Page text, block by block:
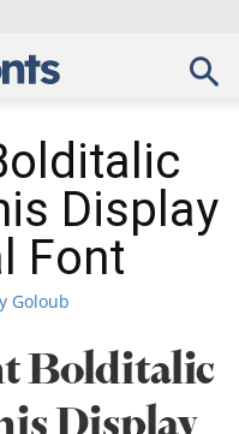
Display
Font
Goloub
Bolditalic
Display